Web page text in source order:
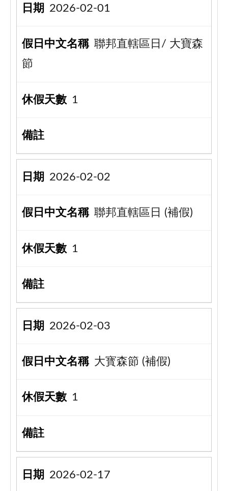
2026-02-01
聯邦直轄區日/ 大寶森
節
1
2026-02-02
聯邦直轄區日 (補假)
1
2026-02-03
大寳森節 (補假)
1
2026-02-17